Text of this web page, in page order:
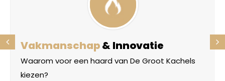
Vakmanschap& Innovatie
Waarom voor een haard van De Groot Kachels
kiezen?